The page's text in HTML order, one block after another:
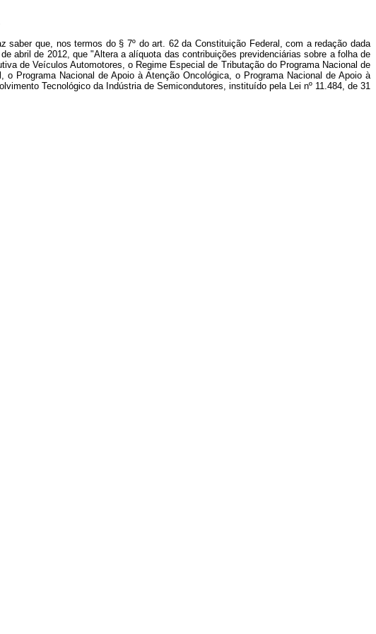
saber que, nos termos do § 7º do art. 62 da Constituição Federal, com a redação dada
abril de 2012, que "Altera a alíquota das contribuições previdenciárias sobre a folha de
de Veículos Automotores, o Regime Especial de Tributação do Programa Nacional de
Programa Nacional de Apoio à Atenção Oncológica, o Programa Nacional de Apoio à
Tecnológico da Indústria de Semicondutores, instituído pela Lei nº 11.484, de 31